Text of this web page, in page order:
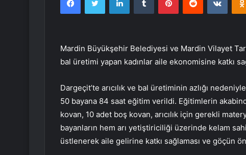
Mardin Büyükşehir Belediyesi ve Mardin Vilayet
bal üretimi yapan kadınlar aile ekonomisine katkı
Dargeçit’te arıcılık ve bal üretiminin azlığı
50 bayana 84 saat eğitim verildi. Eğitimlerin
kovan, 10 adet boş kovan, arıcılık için gerekli
bayanların hem arı yetiştiriciliği üzerinde kelam
üstlenerek aile gelirine katkı sağlaması ve göçün